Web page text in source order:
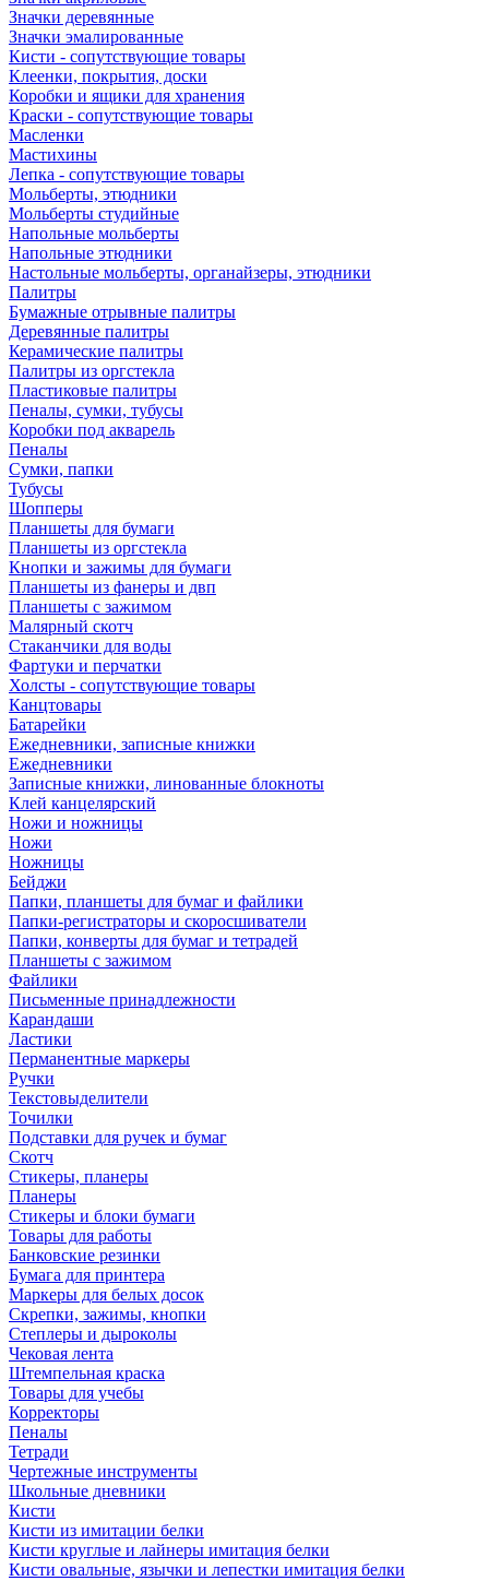
Значки деревянные
Значки эмалированные
Кисти - сопутствующие товары
Клеенки, покрытия, доски
Коробки и ящики для хранения
Краски - сопутствующие товары
Масленки
Мастихины
Лепка - сопутствующие товары
Мольберты, этюдники
Мольберты студийные
Напольные мольберты
Напольные этюдники
Настольные мольберты, органайзеры, этюдники
Палитры
Бумажные отрывные палитры
Деревянные палитры
Керамические палитры
Палитры из оргстекла
Пластиковые палитры
Пеналы, сумки, тубусы
Коробки под акварель
Пеналы
Сумки, папки
Тубусы
Шопперы
Планшеты для бумаги
Планшеты из оргстекла
Кнопки и зажимы для бумаги
Планшеты из фанеры и двп
Планшеты с зажимом
Малярный скотч
Стаканчики для воды
Фартуки и перчатки
Холсты - сопутствующие товары
Канцтовары
Батарейки
Ежедневники, записные книжки
Ежедневники
Записные книжки, линованные блокноты
Клей канцелярский
Ножи и ножницы
Ножи
Ножницы
Бейджи
Папки, планшеты для бумаг и файлики
Папки-регистраторы и скоросшиватели
Папки, конверты для бумаг и тетрадей
Планшеты с зажимом
Файлики
Письменные принадлежности
Карандаши
Ластики
Перманентные маркеры
Ручки
Текстовыделители
Точилки
Подставки для ручек и бумаг
Скотч
Стикеры, планеры
Планеры
Стикеры и блоки бумаги
Товары для работы
Банковские резинки
Бумага для принтера
Маркеры для белых досок
Скрепки, зажимы, кнопки
Степлеры и дыроколы
Чековая лента
Штемпельная краска
Товары для учебы
Корректоры
Пеналы
Тетради
Чертежные инструменты
Школьные дневники
Кисти
Кисти из имитации белки
Кисти круглые и лайнеры имитация белки
Кисти овальные, язычки и лепестки имитация белки